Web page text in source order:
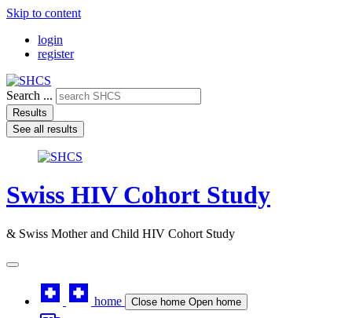
Skip to content
login
register
Search ...
Results
See all results
Swiss HIV Cohort Study
& Swiss Mother and Child HIV Cohort Study
home Close home Open home